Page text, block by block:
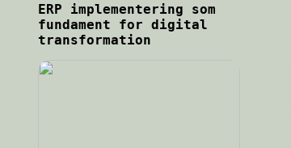
ERP implementering som
fundament for digital
transformation